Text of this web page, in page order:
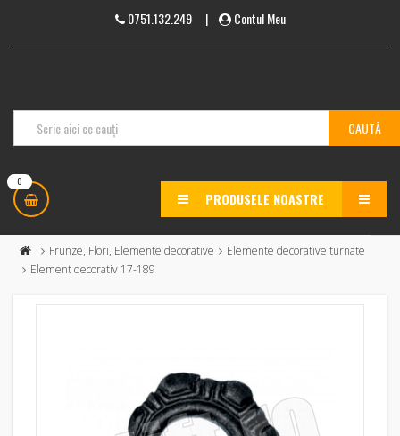
0751.132.249| Contul Meu
0
PRODUSELE NOASTRE MENU
Frunze, Flori, Elemente decorative
Elemente decorative turnate
Element decorativ 17-189